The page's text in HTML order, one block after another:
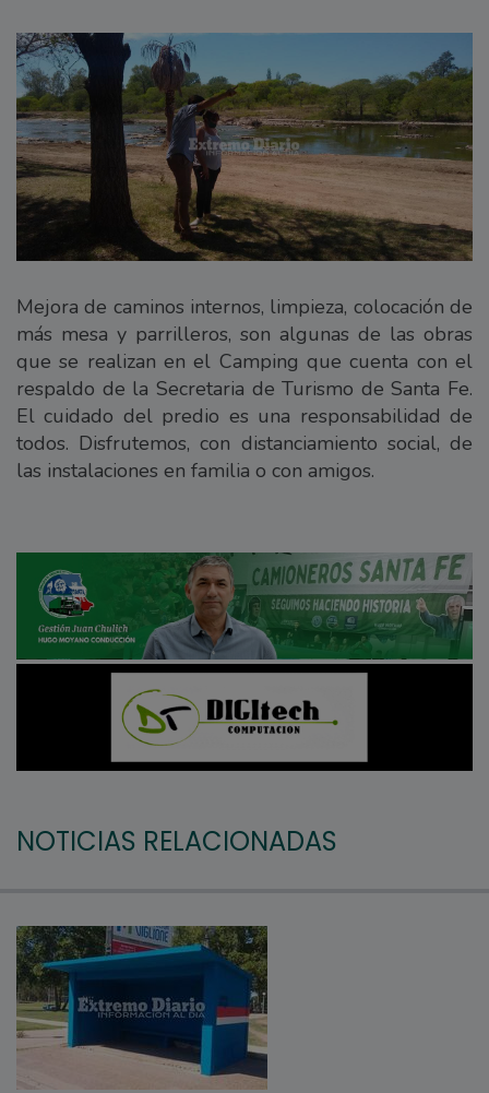
Mejora de caminos internos, limpieza, colocación de
más mesa y parrilleros, son algunas de las obras
que se realizan en el Camping que cuenta con el
respaldo de la Secretaria de Turismo de Santa Fe.
El cuidado del predio es una responsabilidad de
todos. Disfrutemos, con distanciamiento social, de
las instalaciones en familia o con amigos.
NOTICIAS RELACIONADAS